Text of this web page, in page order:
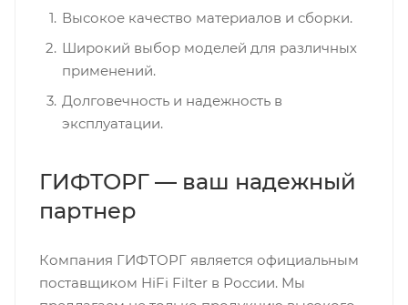
Высокое качество материалов и сборки.
Широкий выбор моделей для различных
применений.
Долговечность и надежность в
эксплуатации.
ГИФТОРГ — ваш надежный
партнер
Компания ГИФТОРГ является официальным
поставщиком HiFi Filter в России. Мы